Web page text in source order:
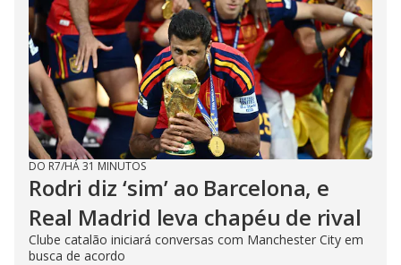
DO R7/HÁ 31 MINUTOS
Rodri diz ‘sim’ ao Barcelona, e
Real Madrid leva chapéu de rival
Clube catalão iniciará conversas com Manchester City em
busca de acordo